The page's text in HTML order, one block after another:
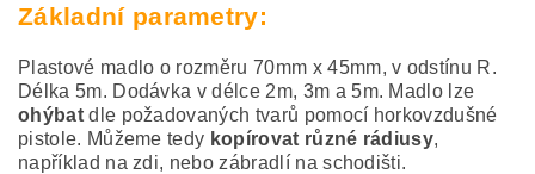
Základní parametry:
Plastové madlo o rozměru 70mm x 45mm, v odstínu R.
Délka 5m. Dodávka v délce 2m, 3m a 5m. Madlo lze
ohýbatdle požadovaných tvarů pomocí horkovzdušné
pistole. Můžeme tedy kopírovat různé rádiusy,
například na zdi, nebo zábradlí na schodišti.